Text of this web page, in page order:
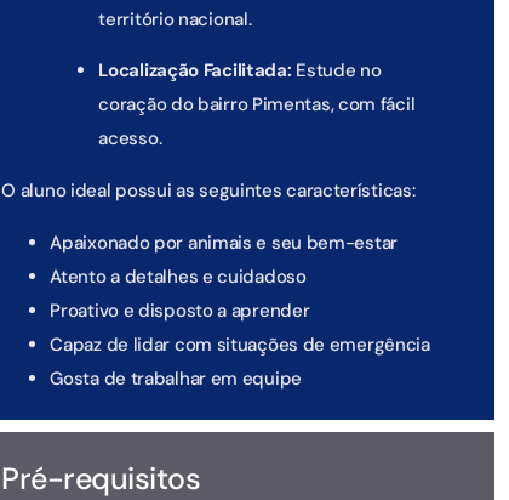
território nacional.
Localização Facilitada: Estude no
coração do bairro Pimentas, com fácil
acesso.
O aluno ideal possui as seguintes características:
Apaixonado por animais e seu bem-estar
Atento a detalhes e cuidadoso
Proativo e disposto a aprender
Capaz de lidar com situações de emergência
Gosta de trabalhar em equipe
Pré-requisitos